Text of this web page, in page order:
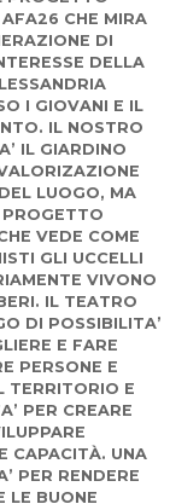
CHE MIRA
DI
DELLA
I GIOVANI E IL
IL NOSTRO
IL GIARDINO
LUOGO, MA
VEDE COME
GLI UCCELLI
VIVONO
IL TEATRO
DI POSSIBILITA’
E FARE
PERSONE E
TERRITORIO E
PER CREARE
CAPACITÀ. UNA
PER RENDERE
LE BUONE